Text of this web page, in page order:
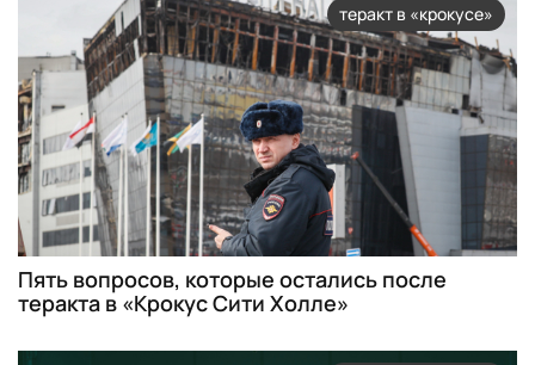
теракт в «крокусе»
Пять вопросов, которые остались после
теракта в «Крокус Сити Холле»